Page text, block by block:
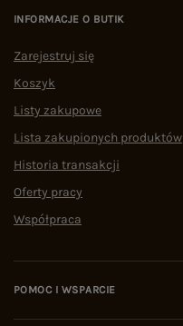
INFORMACJE O BUTIK
Zarejestruj się
Koszyk
Listy zakupowe
Lista zakupionych produktów
Historia transakcji
Oferty pracy
Współpraca
POMOC I WSPARCIE